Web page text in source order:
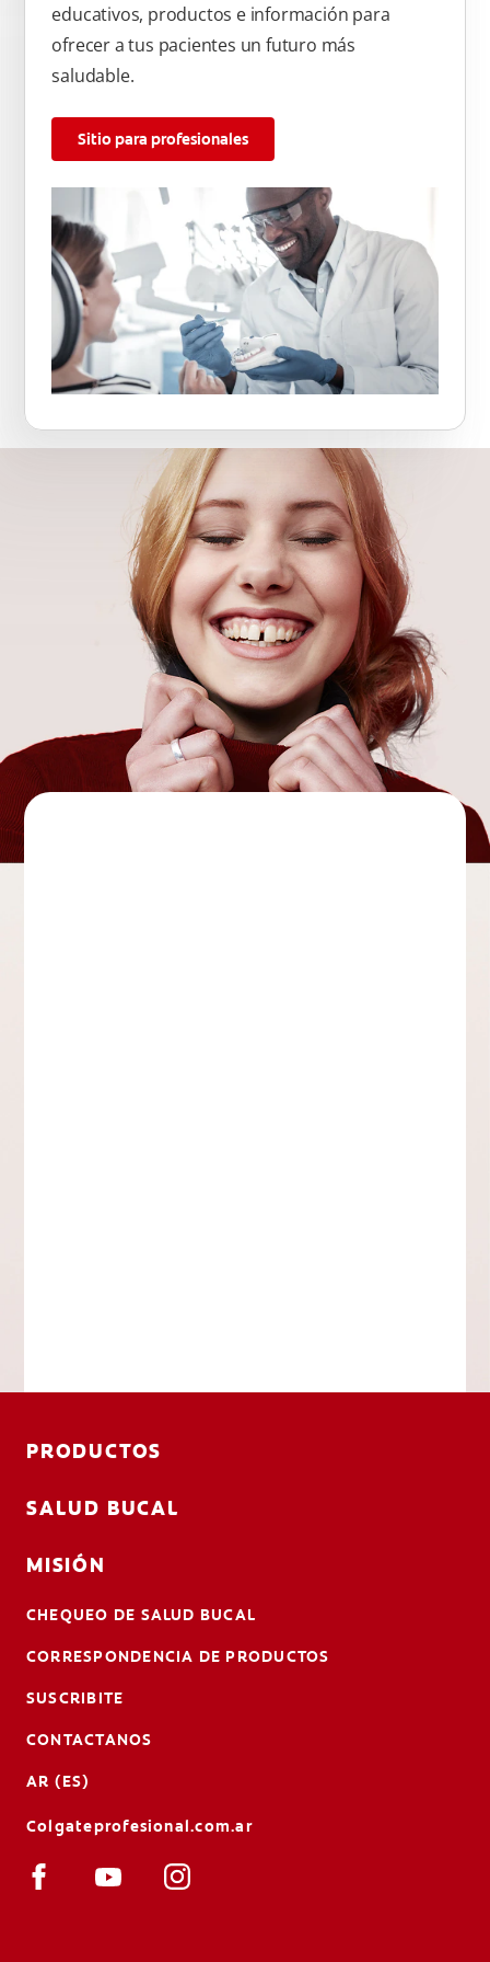
educativos, productos e información para
ofrecer a tus pacientes un futuro más
saludable.
Sitio para profesionales
PRODUCTOS
SALUD BUCAL
MISIÓN
CHEQUEO DE SALUD BUCAL
CORRESPONDENCIA DE PRODUCTOS
SUSCRIBITE
CONTACTANOS
AR (ES)
Colgateprofesional.com.ar